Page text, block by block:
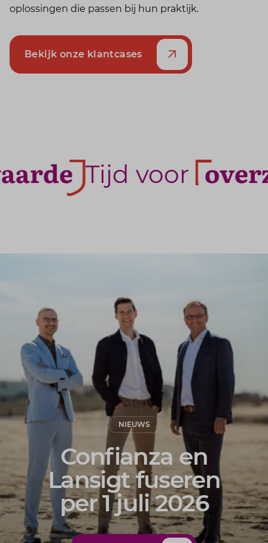
oplossingen die passen bij hun praktijk.
Bekijk onze klantcases
Tijd voor
NIEUWS
Confianza en
Lansigt fuseren
per 1 juli 2026